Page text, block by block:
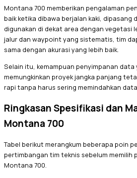
Montana 700 memberikan pengalaman
baik ketika dibawa berjalan kaki, dipasang
digunakan di dekat area dengan vegetasi
jalur dan waypoint yang sistematis, tim
sama dengan akurasi yang lebih baik.
Selain itu, kemampuan penyimpanan data
memungkinkan proyek jangka panjang
rapi tanpa harus sering memindahkan
Ringkasan Spesifikasi dan
Montana 700
Tabel berikut merangkum beberapa poin
pertimbangan tim teknis sebelum memilih
Montana 700.